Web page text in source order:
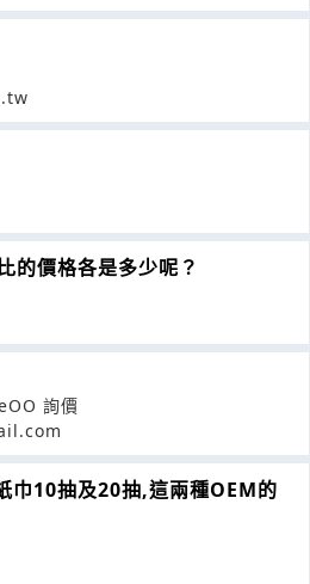
的價格各是多少呢？
詢價
巾10抽及20抽,這兩種OEM的